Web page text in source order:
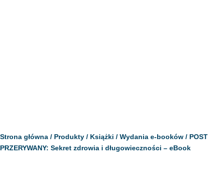
Strona główna / Produkty / Książki / Wydania e-booków / POST
PRZERYWANY: Sekret zdrowia i długowieczności – eBook